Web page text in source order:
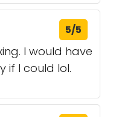
5/5
I would have
if I could lol.